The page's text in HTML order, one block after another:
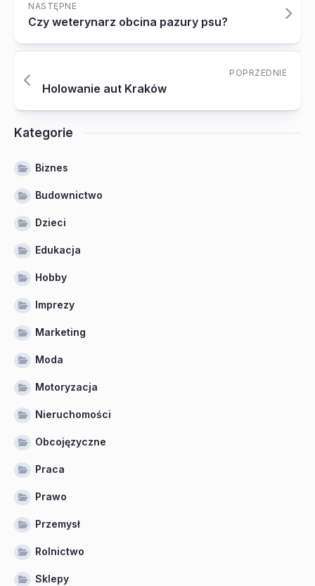
NASTĘPNE
Czy weterynarz obcina pazury psu?
POPRZEDNIE
Holowanie aut Kraków
Kategorie
Biznes
Budownictwo
Dzieci
Edukacja
Hobby
Imprezy
Marketing
Moda
Motoryzacja
Nieruchomości
Obcojęzyczne
Praca
Prawo
Przemysł
Rolnictwo
Sklepy